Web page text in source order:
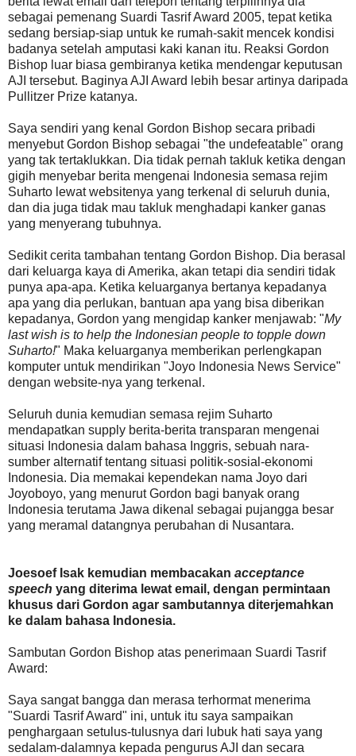
sebagai pemenang Suardi Tasrif Award 2005, tepat ketika
sedang bersiap-siap untuk ke rumah-sakit mencek kondisi
badanya setelah amputasi kaki kanan itu. Reaksi Gordon
Bishop luar biasa gembiranya ketika mendengar keputusan
AJI tersebut. Baginya AJI Award lebih besar artinya daripada
Pullitzer Prize katanya.
Saya sendiri yang kenal Gordon Bishop secara pribadi
menyebut Gordon Bishop sebagai "the undefeatable" orang
yang tak tertaklukkan. Dia tidak pernah takluk ketika dengan
gigih menyebar berita mengenai Indonesia semasa rejim
Suharto lewat websitenya yang terkenal di seluruh dunia,
dan dia juga tidak mau takluk menghadapi kanker ganas
yang menyerang tubuhnya.
Sedikit cerita tambahan tentang Gordon Bishop. Dia berasal
dari keluarga kaya di Amerika, akan tetapi dia sendiri tidak
punya apa-apa. Ketika keluarganya bertanya kepadanya
apa yang dia perlukan, bantuan apa yang bisa diberikan
kepadanya, Gordon yang mengidap kanker menjawab: "My
last wish is to help the Indonesian people to topple down
Suharto!" Maka keluarganya memberikan perlengkapan
komputer untuk mendirikan "Joyo Indonesia News Service"
dengan website-nya yang terkenal.
Seluruh dunia kemudian semasa rejim Suharto
mendapatkan supply berita-berita transparan mengenai
situasi Indonesia dalam bahasa Inggris, sebuah nara-
sumber alternatif tentang situasi politik-sosial-ekonomi
Indonesia. Dia memakai kependekan nama Joyo dari
Joyoboyo, yang menurut Gordon bagi banyak orang
Indonesia terutama Jawa dikenal sebagai pujangga besar
yang meramal datangnya perubahan di Nusantara.
Joesoef Isak kemudian membacakan acceptance
speech yang diterima lewat email, dengan permintaan
khusus dari Gordon agar sambutannya diterjemahkan
ke dalam bahasa Indonesia.
Sambutan Gordon Bishop atas penerimaan Suardi Tasrif
Award:
Saya sangat bangga dan merasa terhormat menerima
"Suardi Tasrif Award" ini, untuk itu saya sampaikan
penghargaan setulus-tulusnya dari lubuk hati saya yang
sedalam-dalamnya kepada pengurus AJI dan secara